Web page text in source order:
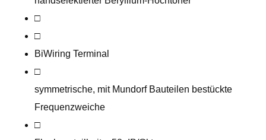
□
□
BiWiring Terminal
□
symmetrische, mit Mundorf Bauteilen bestückte
Frequenzweiche
□